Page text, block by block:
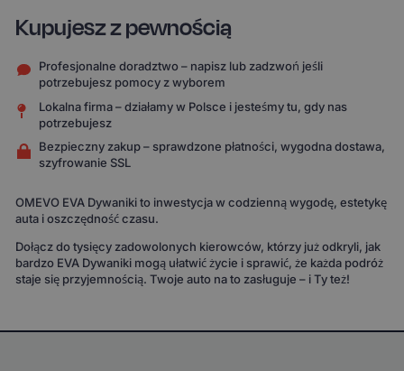
Kupujesz z pewnością
Profesjonalne doradztwo – napisz lub zadzwoń jeśli
potrzebujesz pomocy z wyborem
Lokalna firma – działamy w Polsce i jesteśmy tu, gdy nas
potrzebujesz
Bezpieczny zakup – sprawdzone płatności, wygodna dostawa,
szyfrowanie SSL
OMEVO EVA Dywaniki to inwestycja w codzienną wygodę, estetykę
auta i oszczędność czasu.
Dołącz do tysięcy zadowolonych kierowców, którzy już odkryli, jak
bardzo EVA Dywaniki mogą ułatwić życie i sprawić, że każda podróż
staje się przyjemnością. Twoje auto na to zasługuje – i Ty też!